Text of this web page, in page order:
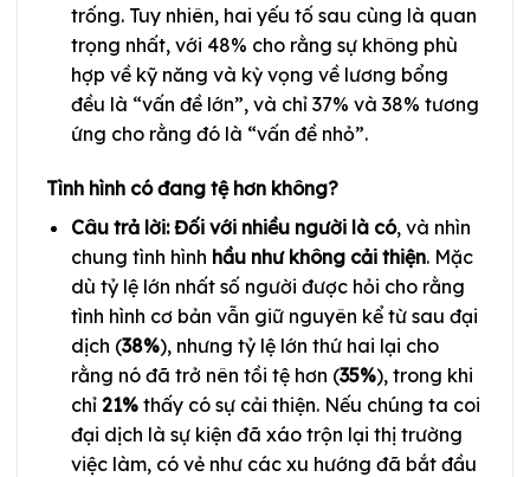
trống. Tuy nhiên, hai yếu tố sau cùng là quan
trọng nhất, với 48% cho rằng sự không phù
hợp về kỹ năng và kỳ vọng về lương bổng
đều là “vấn đề lớn”, và chỉ 37% và 38% tương
ứng cho rằng đó là “vấn đề nhỏ”.
Tình hình có đang tệ hơn không?
Câu trả lời: Đối với nhiều người là có, và nhìn
chung tình hình hầu như không cải thiện. Mặc
dù tỷ lệ lớn nhất số người được hỏi cho rằng
tình hình cơ bản vẫn giữ nguyên kể từ sau đại
dịch (38%), nhưng tỷ lệ lớn thứ hai lại cho
rằng nó đã trở nên tồi tệ hơn (35%), trong khi
chỉ 21%thấy có sự cải thiện. Nếu chúng ta coi
đại dịch là sự kiện đã xáo trộn lại thị trường
việc làm, có vẻ như các xu hướng đã bắt đầu